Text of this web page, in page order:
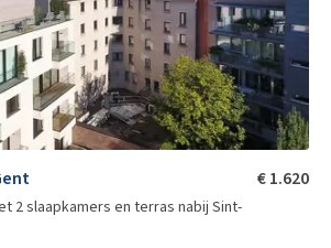
€ 1.620
2 slaapkamers en terras nabij Sint-